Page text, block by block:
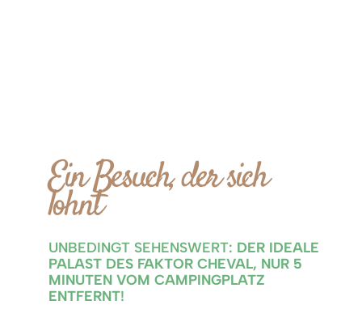
Ein Besuch, der sich
lohnt
UNBEDINGT SEHENSWERT: DER IDEALE
PALAST DES FAKTOR CHEVAL, NUR 5
MINUTEN VOM CAMPINGPLATZ
ENTFERNT!